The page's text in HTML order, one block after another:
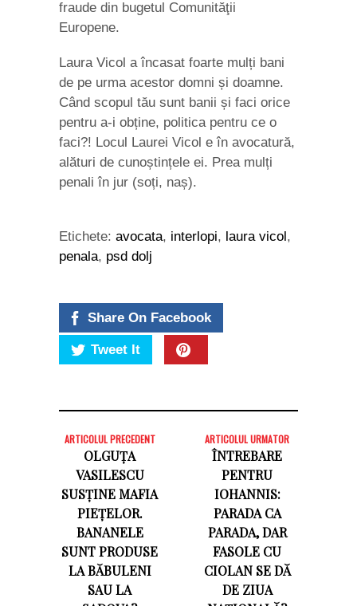
fraude din bugetul Comunităţii
Europene.
Laura Vicol a încasat foarte mulți bani
de pe urma acestor domni și doamne.
Când scopul tău sunt banii și faci orice
pentru a-i obține, politica pentru ce o
faci?! Locul Laurei Vicol e în avocatură,
alături de cunoștințele ei. Prea mulți
penali în jur (soți, naș).
Etichete: avocata, interlopi, laura vicol ,
penala, psd dolj
Share On Facebook
Tweet It
ARTICOLUL PRECEDENT
OLGUȚA
VASILESCU
SUSȚINE MAFIA
PIEȚELOR.
BANANELE
SUNT PRODUSE
LA BĂBULENI
SAU LA
ARTICOLUL URMATOR
ÎNTREBARE
PENTRU
IOHANNIS:
PARADA CA
PARADA, DAR
FASOLE CU
CIOLAN SE DĂ
DE ZIUA